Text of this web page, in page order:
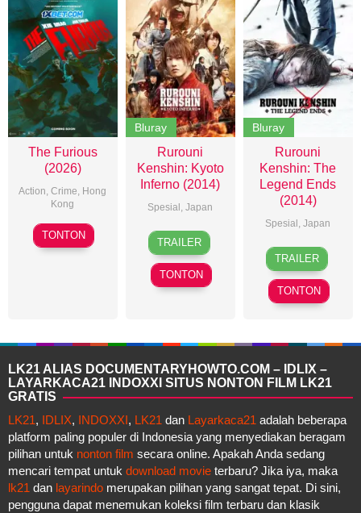
The Furious
(2026)
Action,Crime, Hong
Kong
10
Jun
Kenji
Tanigaki
TONTON
Bluray
Rurouni
Kenshin: Kyoto
Inferno (2014)
Spesial ,Japan
1
2014
Keishi
Otomo
Kenji
Tanigaki
TRAILER
TONTON
Bluray
Rurouni
Kenshin: The
Legend Ends
(2014)
Spesial ,Japan
13
2014
Keishi
Otomo
Kenji
Tanigaki
TRAILER
TONTON
LK21 ALIAS DOCUMENTARYHOWTO.COM – IDLIX –
LAYARKACA21 INDOXXI SITUS NONTON FILM LK21
GRATIS
LK21, IDLIX, INDOXXI, LK21 dan Layarkaca21 adalah beberapa
platform paling populer di Indonesia yang menyediakan beragam
pilihan untuk nonton film secara online. Apakah Anda sedang
mencari tempat untuk download movie terbaru? Jika iya, maka
lk21 dan layarindo merupakan pilihan yang sangat tepat. Di sini,
pengguna dapat menemukan koleksi film terbaru dan klasik